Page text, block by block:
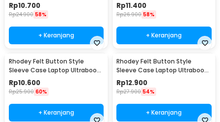
Felt 13 Inch - DA98
Rp10.700
Rp24.900 58%
+ Keranjang
11 Inch - DA58
Rp11.400
Rp26.900 58%
+ Keranjang
Rhodey Felt Button Style
Sleeve Case Laptop Ultrabook
12 Inch - DA58
Rp10.600
Rp25.900 60%
+ Keranjang
Rhodey Felt Button Style
Sleeve Case Laptop Ultrabook
13 Inch - DA58
Rp12.900
Rp27.900 54%
+ Keranjang